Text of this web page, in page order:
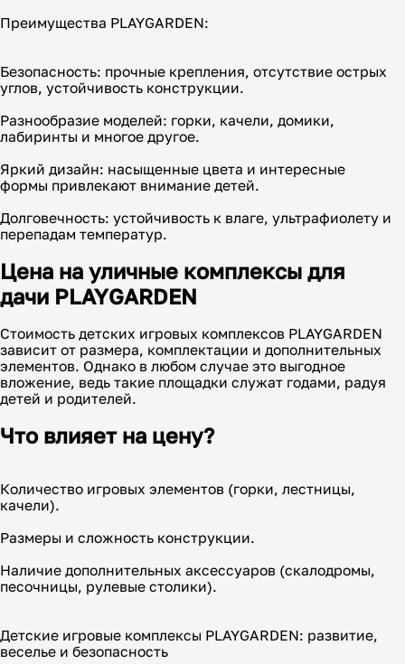
Преимущества PLAYGARDEN:
Безопасность: прочные крепления, отсутствие острых
углов, устойчивость конструкции.
Разнообразие моделей: горки, качели, домики,
лабиринты и многое другое.
Яркий дизайн: насыщенные цвета и интересные
формы привлекают внимание детей.
Долговечность: устойчивость к влаге, ультрафиолету и
перепадам температур.
Цена на уличные комплексы для
дачи PLAYGARDEN
Стоимость детских игровых комплексов PLAYGARDEN
зависит от размера, комплектации и дополнительных
элементов. Однако в любом случае это выгодное
вложение, ведь такие площадки служат годами, радуя
детей и родителей.
Что влияет на цену?
Количество игровых элементов (горки, лестницы,
качели).
Размеры и сложность конструкции.
Наличие дополнительных аксессуаров (скалодромы,
песочницы, рулевые столики).
Детские игровые комплексы PLAYGARDEN: развитие,
веселье и безопасность